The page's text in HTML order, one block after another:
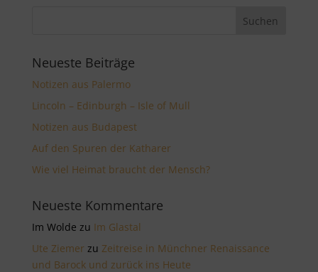
Neueste Beiträge
Notizen aus Palermo
Lincoln – Edinburgh – Isle of Mull
Notizen aus Budapest
Auf den Spuren der Katharer
Wie viel Heimat braucht der Mensch?
Neueste Kommentare
Im Wolde zu Im Glastal
Ute Ziemer zu Zeitreise in Münchner Renaissance
und Barock und zurück ins Heute